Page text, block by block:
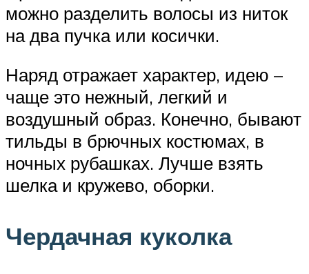
можно разделить волосы из ниток
на два пучка или косички.
Наряд отражает характер, идею –
чаще это нежный, легкий и
воздушный образ. Конечно, бывают
тильды в брючных костюмах, в
ночных рубашках. Лучше взять
шелка и кружево, оборки.
Чердачная куколка